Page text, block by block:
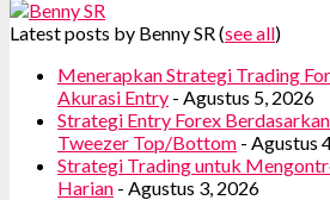
Latest posts by Benny SR(see all)
Menerapkan Strategi Trading
Akurasi Entry - Agustus 5, 2026
Strategi Entry Forex
Tweezer Top/Bottom - Agustus
Strategi Trading untuk
Harian - Agustus 3, 2026